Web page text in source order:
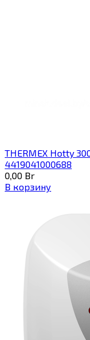
THERMEX Hotty
4419041000688
0,00 Br
В корзину